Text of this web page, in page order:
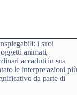
i suoi
animati,
accaduti in sua
le interpretazioni più
da parte di